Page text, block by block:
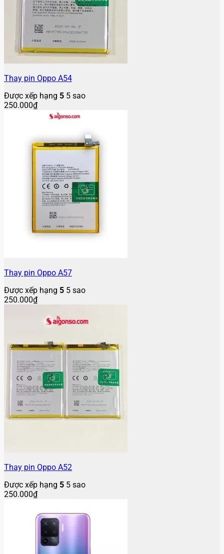
Thay pin Oppo A54
Được xếp hạng 5 5 sao
250.000₫
Thay pin Oppo A57
Được xếp hạng 5 5 sao
250.000₫
Thay pin Oppo A52
Được xếp hạng 5 5 sao
250.000₫